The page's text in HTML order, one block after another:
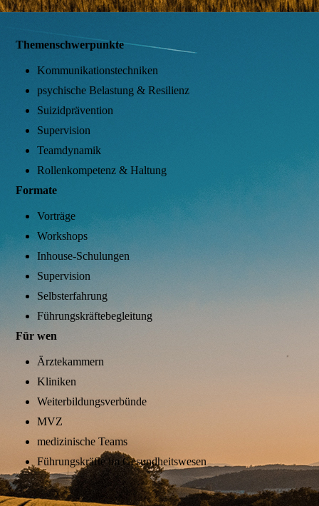
Themenschwerpunkte
Kommunikationstechniken
psychische Belastung & Resilienz
Suizidprävention
Supervision
Teamdynamik
Rollenkompetenz & Haltung
Formate
Vorträge
Workshops
Inhouse-Schulungen
Supervision
Selbsterfahrung
Führungskräftebegleitung
Für wen
Ärztekammern
Kliniken
Weiterbildungsverbünde
MVZ
medizinische Teams
Führungskräfte im Gesundheitswesen